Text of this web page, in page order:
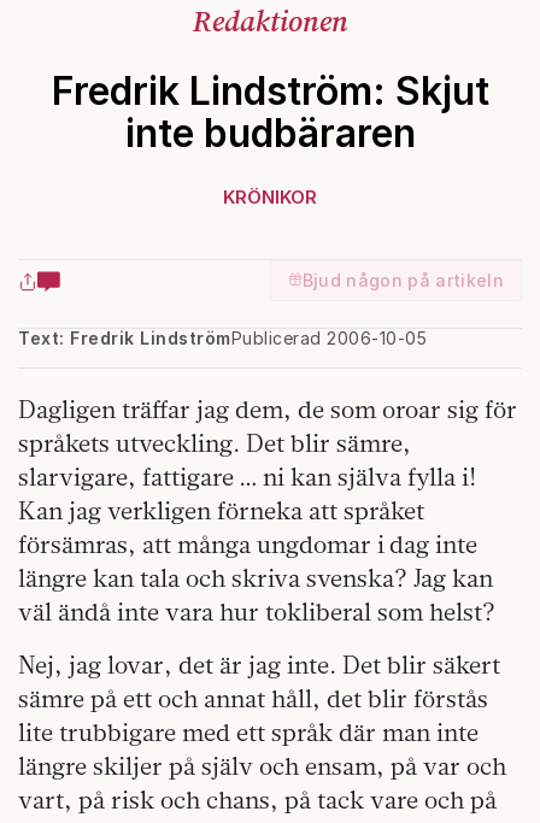
Redaktionen
Fredrik Lindström: Skjut
inte budbäraren
KRÖNIKOR
Bjud någon på artikeln
Text: Fredrik LindströmPublicerad 2006-10-05
Dagligen träffar jag dem, de som oroar sig för
språkets utveckling. Det blir sämre,
slarvigare, fattigare … ni kan själva fylla i!
Kan jag verkligen förneka att språket
försämras, att många ungdomar i dag inte
längre kan tala och skriva svenska? Jag kan
väl ändå inte vara hur tokliberal som helst?
Nej, jag lovar, det är jag inte. Det blir säkert
sämre på ett och annat håll, det blir förstås
lite trubbigare med ett språk där man inte
längre skiljer på själv och ensam, på var och
vart, på risk och chans, på tack vare och på